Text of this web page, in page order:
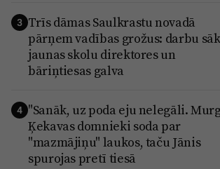
3 Trīs dāmas Saulkrastu novadā
pārņem vadības grožus: darbu sāk
jaunas skolu direktores un
bāriņtiesas galva
4 "Sanāk, uz poda eju nelegāli.
Ķekavas domnieki soda par
"mazmājiņu" laukos, taču Jānis
spurojas pretī tiesā